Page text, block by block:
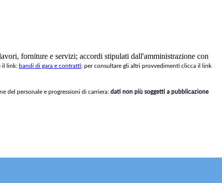
forniture e servizi; accordi stipulati dall'amministrazione con
il link: bandi di gara e contratti; per consultare gli altri provvedimenti clicca il link
del personale e progressioni di carriera: dati non più soggetti a pubblicazione